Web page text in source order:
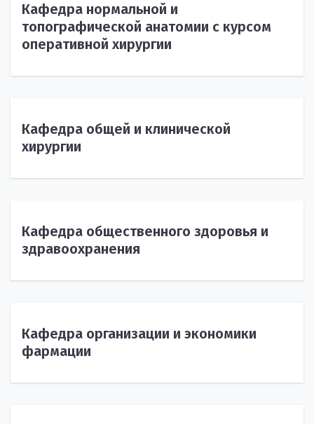
Кафедра нормальной и
топографической анатомии с курсом
оперативной хирургии
Кафедра общей и клинической
хирургии
Кафедра общественного здоровья и
здравоохранения
Кафедра организации и экономики
фармации